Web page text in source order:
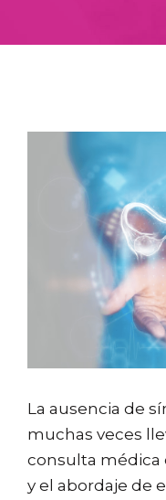
La ausencia de
muchas veces
consulta médica
y el abordaje de